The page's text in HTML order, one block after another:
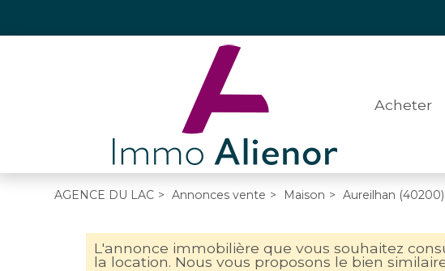
Acheter
AGENCE DU LAC > Annonces vente > Maison > Aureilhan (40200)
L'annonce immobilière que vous souhaitez
la location. Nous vous proposons le bien